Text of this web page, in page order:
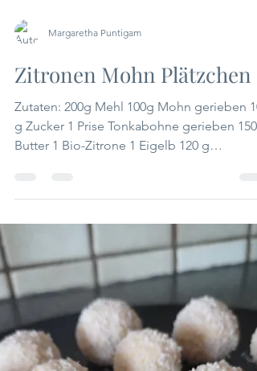
Margaretha Puntigam
Zitronen Mohn Plätzchen
Zutaten: 200g Mehl 100g Mohn gerieben
g Zucker 1 Prise Tonkabohne gerieben 150
Butter 1 Bio-Zitrone 1 Eigelb 120 g